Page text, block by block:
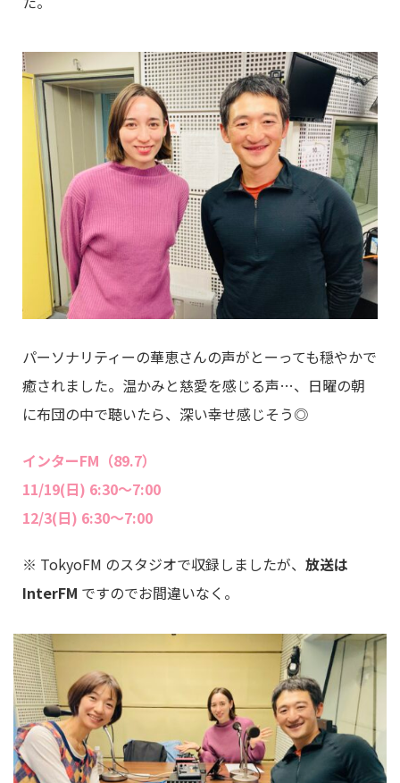
パーソナリティーの華恵さんの声がとーっても穏やかで
癒されました。温かみと慈愛を感じる声…、日曜の朝
に布団の中で聴いたら、深い幸せ感じそう◎
インターFM（89.7）
11/19(日) 6:30～7:00
12/3(日) 6:30～7:00
※ TokyoFM のスタジオで収録しましたが、 放送は
InterFM ですのでお間違いなく。